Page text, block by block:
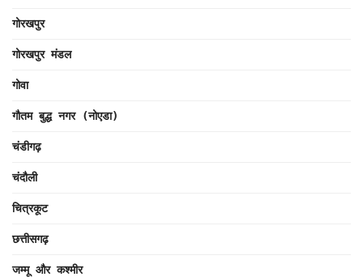
गोरखपुर
गोरखपुर मंडल
गोवा
गौतम बुद्ध नगर (नोएडा)
चंडीगढ़
चंदौली
चित्रकूट
छत्तीसगढ़
जम्मू और कश्मीर